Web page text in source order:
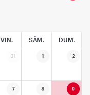
VIN. SÂM. DUM.
31 1 2
7 8 9